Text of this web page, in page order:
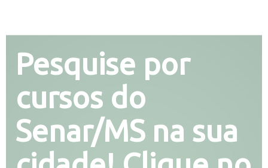
Pesquise por
cursos do
Senar/MS na sua